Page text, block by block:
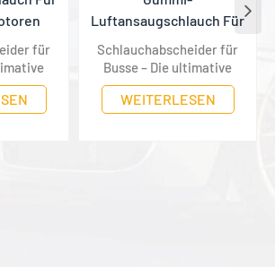
Für
für
und
Automotor
Schlauchabscheider für
Busse – Die ultimative
Lösung für saubere und
frische Luft
WEITERLESEN